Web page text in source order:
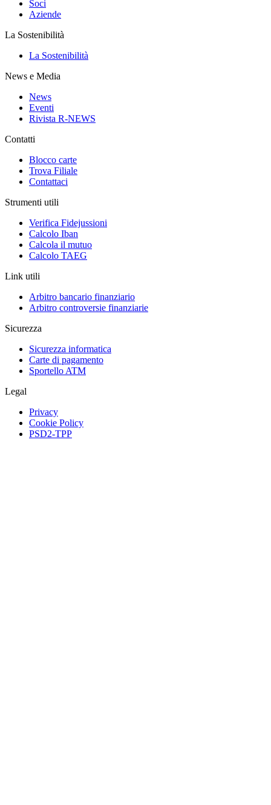
Soci
Aziende
La Sostenibilità
La Sostenibilità
News e Media
News
Eventi
Rivista R-NEWS
Contatti
Blocco carte
Trova Filiale
Contattaci
Strumenti utili
Verifica Fidejussioni
Calcolo Iban
Calcola il mutuo
Calcolo TAEG
Link utili
Arbitro bancario finanziario
Arbitro controversie finanziarie
Sicurezza
Sicurezza informatica
Carte di pagamento
Sportello ATM
Legal
Privacy
Cookie Policy
PSD2-TPP